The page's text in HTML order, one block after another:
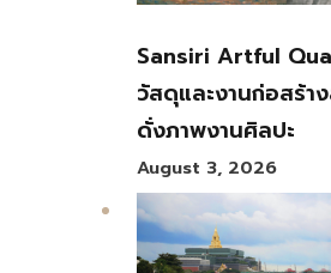
Sansiri Artful
วัสดุและงานก่อสร้
ดั่งภาพงานศิลปะ
August 3, 2026